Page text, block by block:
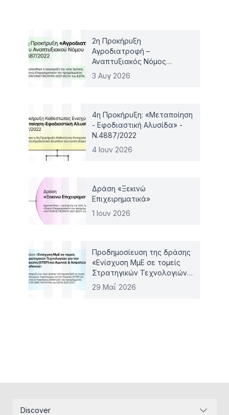
2η Προκήρυξη
Αγροδιατροφή –
Αναπτυξιακός Νόμος
4887/2022
3 Αυγ 2026
4η Προκήρυξη: «Μεταποίηση
- Εφοδιαστική Αλυσίδα» -
Ν.4887/2022
4 Ιουν 2026
Δράση «Ξεκινώ
Επιχειρηματικά»
1 Ιουν 2026
Προδημοσίευση της δράσης
«Ενίσχυση ΜμΕ σε τομείς
Στρατηγικών Τεχνολογιών
για την Ευρώπη (STEP) και
29 Μαΐ 2026
Discover